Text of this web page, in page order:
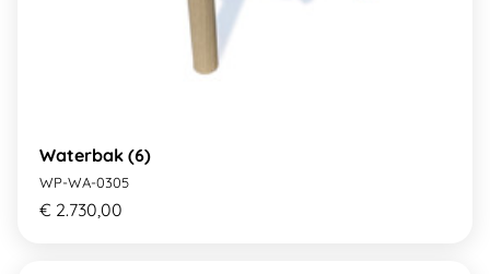
Waterbak (6)
WP-WA-0305
€ 2.730,00